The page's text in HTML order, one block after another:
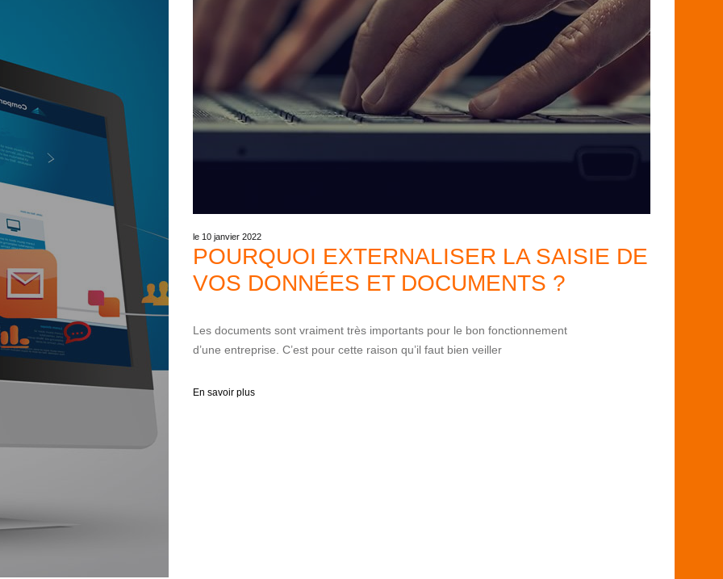
le 10 janvier 2022
POURQUOI EXTERNALISER LA SAISIE DE
VOS DONNÉES ET DOCUMENTS ?
Les documents sont vraiment très importants pour le bon fonctionnement
d’une entreprise. C’est pour cette raison qu’il faut bien veiller
En savoir plus